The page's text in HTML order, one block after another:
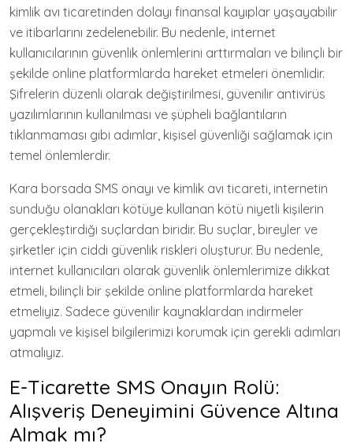
kimlik avı ticaretinden dolayı finansal kayıplar yaşayabilir
ve itibarlarını zedelenebilir. Bu nedenle, internet
kullanıcılarının güvenlik önlemlerini arttırmaları ve bilinçli bir
şekilde online platformlarda hareket etmeleri önemlidir.
Şifrelerin düzenli olarak değiştirilmesi, güvenilir antivirüs
yazılımlarının kullanılması ve şüpheli bağlantıların
tıklanmaması gibi adımlar, kişisel güvenliği sağlamak için
temel önlemlerdir.
Kara borsada SMS onayı ve kimlik avı ticareti, internetin
sunduğu olanakları kötüye kullanan kötü niyetli kişilerin
gerçekleştirdiği suçlardan biridir. Bu suçlar, bireyler ve
şirketler için ciddi güvenlik riskleri oluşturur. Bu nedenle,
internet kullanıcıları olarak güvenlik önlemlerimize dikkat
etmeli, bilinçli bir şekilde online platformlarda hareket
etmeliyiz. Sadece güvenilir kaynaklardan indirmeler
yapmalı ve kişisel bilgilerimizi korumak için gerekli adımları
atmalıyız.
E-Ticarette SMS Onayın Rolü:
Alışveriş Deneyimini Güvence Altına
Almak mı?